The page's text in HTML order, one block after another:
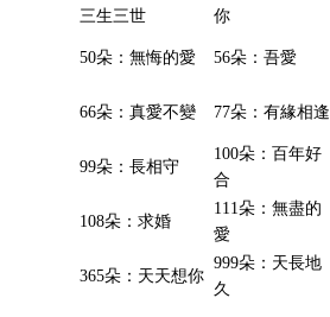
三生三世
你
50朵：無悔的愛 56朵：吾愛
66朵：真愛不變 77朵：有緣相逢
99朵：長相守
100朵：百年好
合
108朵：求婚
111朵：無盡的
愛
365朵：天天想你
999朵：天長地
久